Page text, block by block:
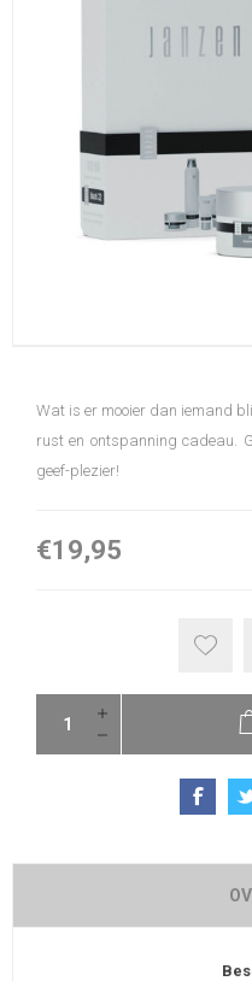
Wat is er mooier dan iemand
rust en ontspanning cadeau.
geef-plezier!
€19,95